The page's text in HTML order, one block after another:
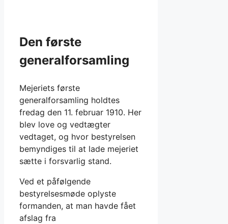
Den første
generalforsamling
Mejeriets første
generalforsamling holdtes
fredag den 11. februar 1910. Her
blev love og vedtægter
vedtaget, og hvor bestyrelsen
bemyndiges til at lade mejeriet
sætte i forsvarlig stand.
Ved et påfølgende
bestyrelsesmøde oplyste
formanden, at man havde fået
afslag fra